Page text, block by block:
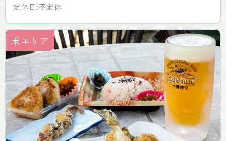
東エリア
定休日:不定休